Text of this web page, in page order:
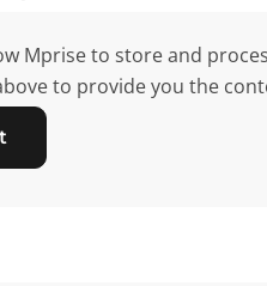
Mprise to store and
to provide you the